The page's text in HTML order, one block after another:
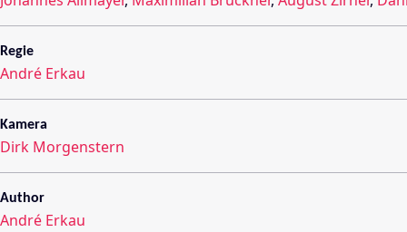
Regie
André Erkau
Kamera
Dirk Morgenstern
Author
André Erkau